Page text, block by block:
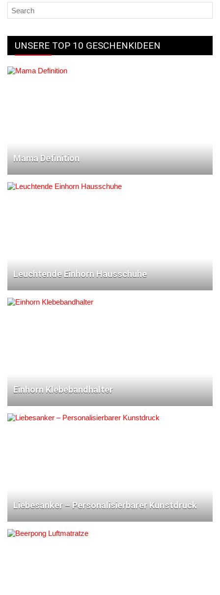
UNSERE TOP 10 GESCHENKIDEEN
Mama Definition
Leuchtende Einhorn Hausschuhe
Einhorn Klebebandhalter
Liebesanker – Personalisierbarer Kunstdruck